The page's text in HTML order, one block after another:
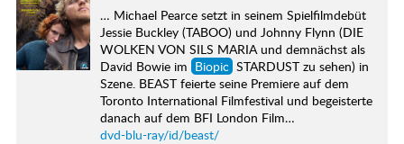
… Michael Pearce setzt in seinem Spielfilmdebüt
Jessie Buckley (TABOO) und Johnny Flynn (DIE
WOLKEN VON SILS MARIA und demnächst als
David Bowie im Biopic STARDUST zu sehen) in
Szene. BEAST feierte seine Premiere auf dem
Toronto International Filmfestival und begeisterte
danach auf dem BFI London Film…
dvd-blu-ray/id/beast/